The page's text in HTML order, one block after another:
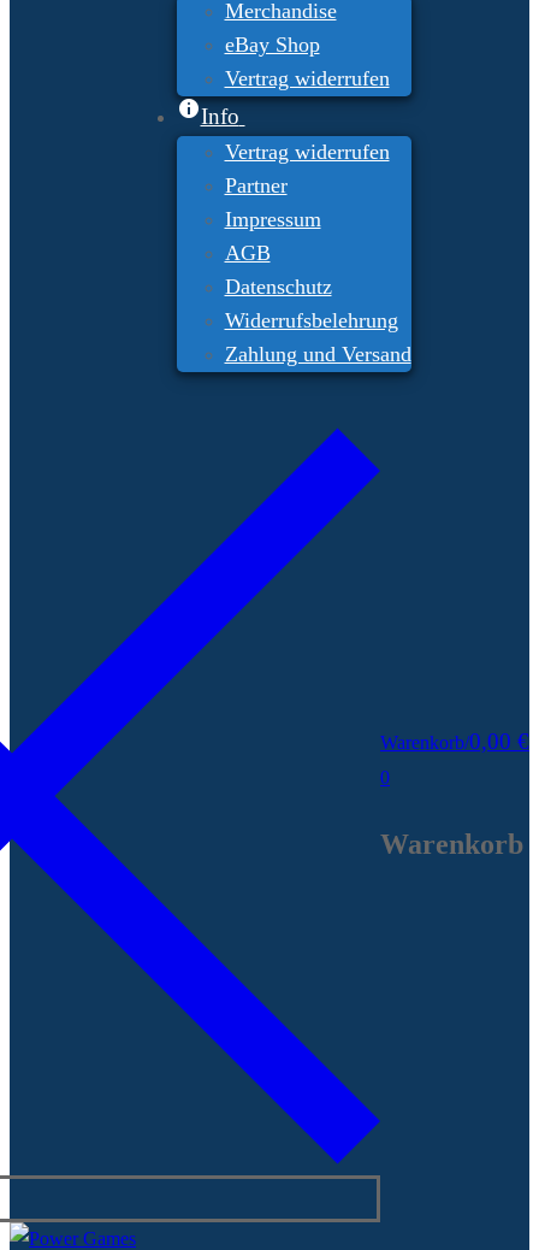
Merchandise
eBay Shop
Vertrag widerrufen
Info
Vertrag widerrufen
Partner
Impressum
AGB
Datenschutz
Widerrufsbelehrung
Zahlung und Versand
Warenkorb/0,00 €
0
Warenkorb